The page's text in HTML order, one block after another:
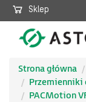
Sklep
Strona główna
PACMotion